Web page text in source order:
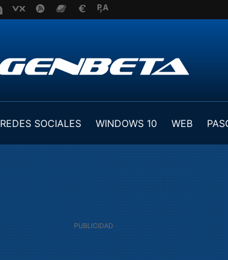
REDES SOCIALES WINDOWS 10 WEB